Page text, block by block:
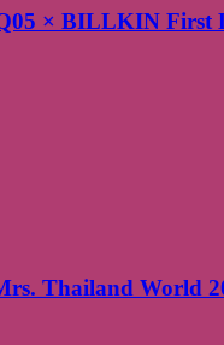
× BILLKIN First
Thailand World